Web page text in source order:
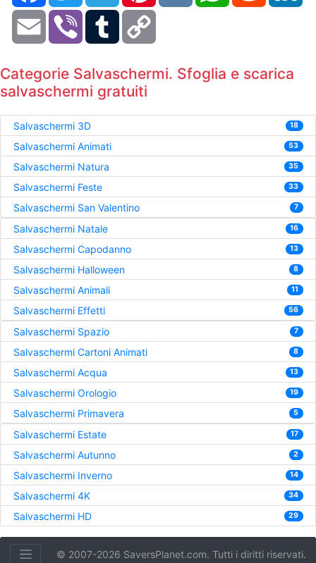
Email Viber Tumblr
Categorie Salvaschermi. Sfoglia e scarica
salvaschermi gratuiti
Salvaschermi 3D 18
Salvaschermi Animati 53
Salvaschermi Natura 35
Salvaschermi Feste 33
Salvaschermi San Valentino 7
Salvaschermi Natale 16
Salvaschermi Capodanno 13
Salvaschermi Halloween 8
Salvaschermi Animali 11
Salvaschermi Effetti 56
Salvaschermi Spazio 7
Salvaschermi Cartoni Animati 8
Salvaschermi Acqua 13
Salvaschermi Orologio 19
Salvaschermi Primavera 5
Salvaschermi Estate 17
Salvaschermi Autunno 2
Salvaschermi Inverno 14
Salvaschermi 4K 34
Salvaschermi HD 29
© 2007-2026 SaversPlanet.com. Tutti i diritti riservati.